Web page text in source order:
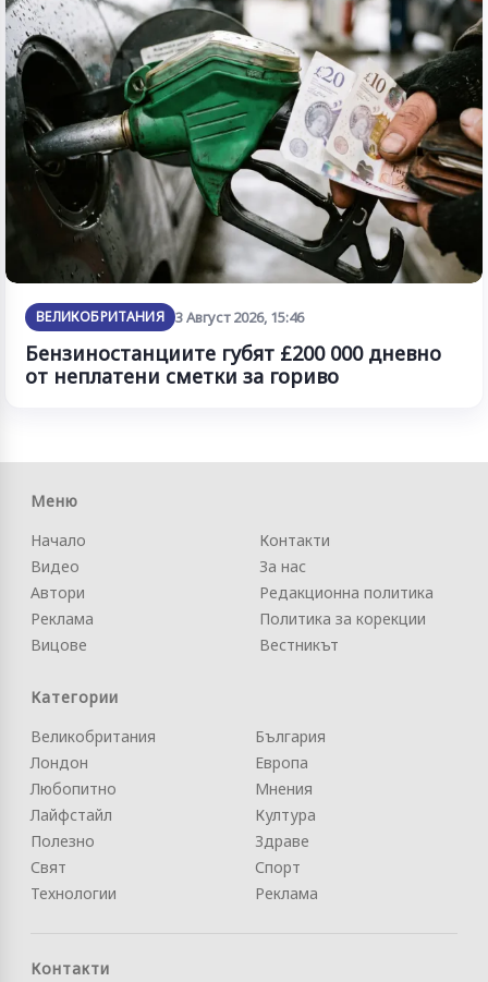
ВЕЛИКОБРИТАНИЯ 3 Август 2026, 15:46
Бензиностанциите губят £200 000 дневно
от неплатени сметки за гориво
Меню
Начало
Видео
Автори
Реклама
Вицове
Контакти
За нас
Редакционна политика
Политика за корекции
Вестникът
Категории
Великобритания
Лондон
Любопитно
Лайфстайл
Полезно
Свят
Технологии
България
Европа
Мнения
Култура
Здраве
Спорт
Реклама
Контакти